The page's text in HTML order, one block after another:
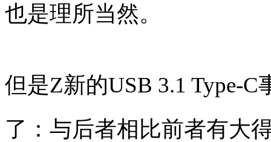
也是理所当然。
但是Z新的USB 3.1 Type-
了：与后者相比前者有大